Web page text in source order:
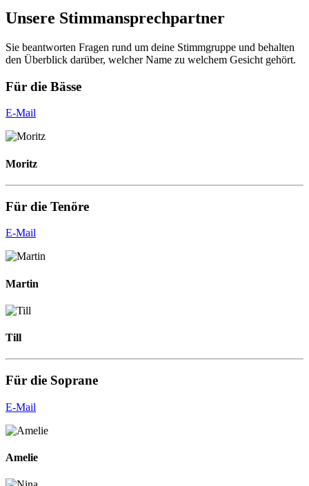
Unsere Stimmansprechpartner
Sie beantworten Fragen rund um deine Stimmgruppe und behalten
den Überblick darüber, welcher Name zu welchem Gesicht gehört.
Für die Bässe
E-Mail
Moritz
Für die Tenöre
E-Mail
Martin
Till
Für die Soprane
E-Mail
Amelie